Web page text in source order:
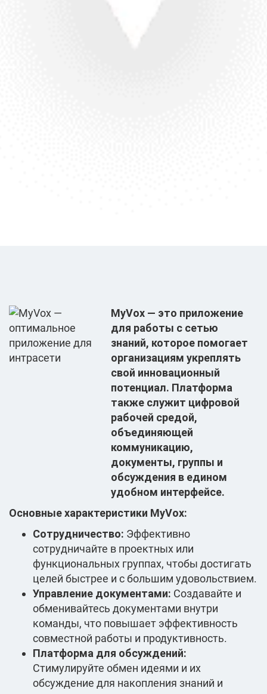
MyVox — это приложение
для работы с сетью
знаний, которое помогает
организациям укреплять
свой инновационный
потенциал. Платформа
также служит цифровой
рабочей средой,
объединяющей
коммуникацию,
документы, группы и
обсуждения в едином
удобном интерфейсе.
Основные характеристики MyVox:
Сотрудничество: Эффективно
сотрудничайте в проектных или
функциональных группах, чтобы достигать
целей быстрее и с большим удовольствием.
Управление документами: Создавайте и
обменивайтесь документами внутри
команды, что повышает эффективность
совместной работы и продуктивность.
Платформа для обсуждений:
Стимулируйте обмен идеями и их
обсуждение для накопления знаний и